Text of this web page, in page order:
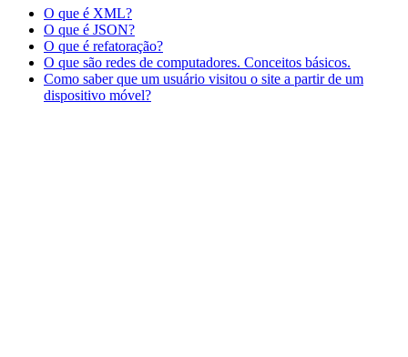
O que é XML?
O que é JSON?
O que é refatoração?
O que são redes de computadores. Conceitos básicos.
Como saber que um usuário visitou o site a partir de um
dispositivo móvel?